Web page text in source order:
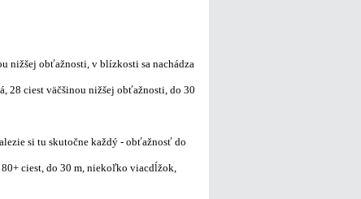
nižšej obťažnosti, v blízkosti sa nachádza
28 ciest väčšinou nižšej obťažnosti, do 30
si tu skutočne každý - obťažnosť do
ciest, do 30 m, niekoľko viacdĺžok,